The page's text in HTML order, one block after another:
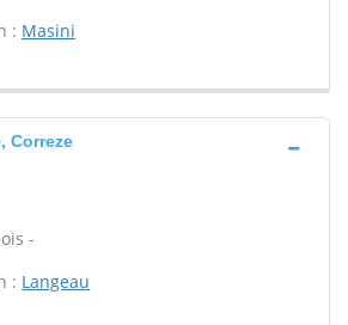
: Masini
Correze
-
: Langeau